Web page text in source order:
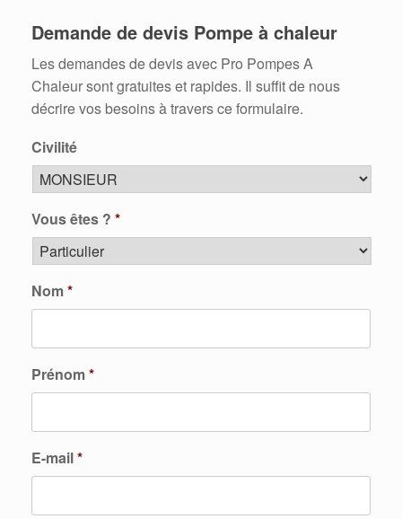
Demande de devis Pompe à chaleur
Les demandes de devis avec Pro Pompes A
Chaleur sont gratuites et rapides. Il suffit de nous
décrire vos besoins à travers ce formulaire.
Civilité
Vous êtes ? *
Nom*
Prénom*
E-mail*